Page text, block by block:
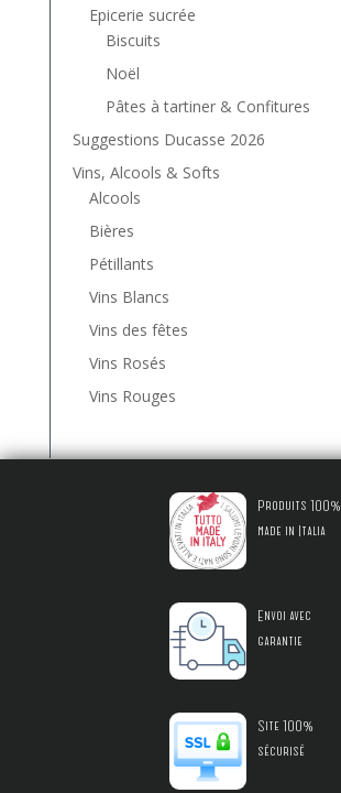
Epicerie sucrée
Biscuits
Noël
Pâtes à tartiner & Confitures
Suggestions Ducasse 2026
Vins, Alcools & Softs
Alcools
Bières
Pétillants
Vins Blancs
Vins des fêtes
Vins Rosés
Vins Rouges
Produits 100%
made in Italia
Envoi avec
garantie
Site 100%
sécurisé